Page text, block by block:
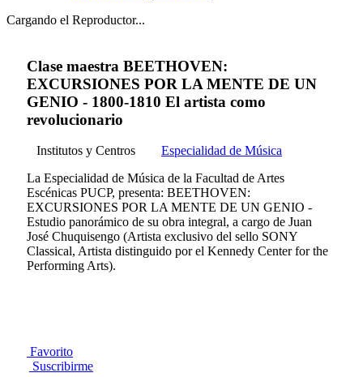
Cargando el Reproductor...
Clase maestra BEETHOVEN:
EXCURSIONES POR LA MENTE DE UN
GENIO - 1800-1810 El artista como
revolucionario
Institutos y Centros
Especialidad de Música
La Especialidad de Música de la Facultad de Artes
Escénicas PUCP, presenta: BEETHOVEN:
EXCURSIONES POR LA MENTE DE UN GENIO -
Estudio panorámico de su obra integral, a cargo de Juan
José Chuquisengo (Artista exclusivo del sello SONY
Classical, Artista distinguido por el Kennedy Center for the
Performing Arts).
Favorito
Suscribirme